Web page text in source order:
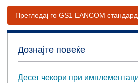
Прегледај го GS1 EANCOM
Дознајте повеќе
Десет чекори при